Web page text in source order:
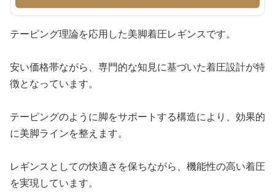
テーピング理論を応用した美脚着圧レギンスです。
安い価格帯ながら、専門的な知見に基づいた着圧設計が特
徴となっています。
テーピングのように脚をサポートする構造により、効果的
に美脚ラインを整えます。
レギンスとしての快適さを保ちながら、機能性の高い着圧
を実現しています。